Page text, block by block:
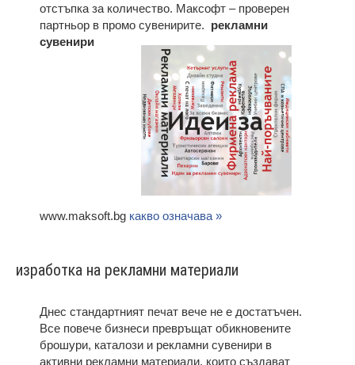
отстъпка за количество. Максофт – проверен
партньор в промо сувенирите. рекламни
сувенири
www.maksoft.bg какво означава »
изработка на рекламни материали
Днес стандартният печат вече не е достатъчен.
Все повече бизнеси превръщат обикновените
брошури, каталози и рекламни сувенири в
активни рекламни материали, които създават